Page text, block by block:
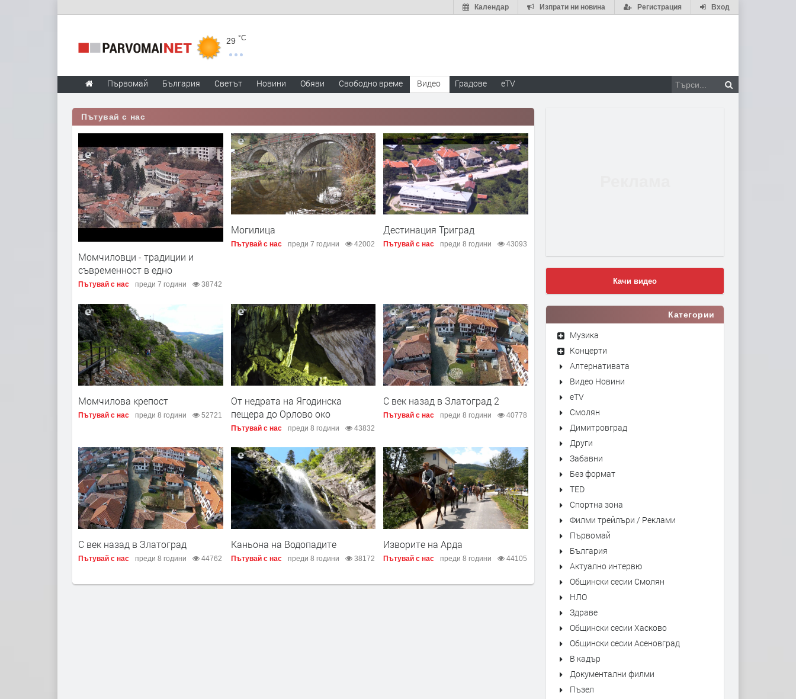
Вход
Регистрация
Изпрати ни новина
Календар
29 °C
Първомай България Светът Новини Обяви Свободно време Видео Градове eTV
Пътувай с нас
Момчиловци - традиции и
съвременност в едно
Пътувай с нас преди 7 години 38742
Могилица
Пътувай с нас преди 7 години 42002
Дестинация Триград
Пътувай с нас преди 8 години 43093
Момчилова крепост
Пътувай с нас преди 8 години 52721
От недрата на Ягодинска
пещера до Орлово око
Пътувай с нас преди 8 години 43832
С век назад в Златоград 2
Пътувай с нас преди 8 години 40778
С век назад в Златоград
Пътувай с нас преди 8 години 44762
Каньона на Водопадите
Пътувай с нас преди 8 години 38172
Изворите на Арда
Пътувай с нас преди 8 години 44105
Качи видео
Категории
Музика
Концерти
Алтернативата
Видео Новини
eTV
Смолян
Димитровград
Други
Забавни
Без формат
TED
Спортна зона
Филми трейлъри / Реклами
Първомай
България
Актуално интервю
Общински сесии Смолян
НЛО
Здраве
Общински сесии Хасково
Общински сесии Асеновград
В кадър
Документални филми
Пъзел